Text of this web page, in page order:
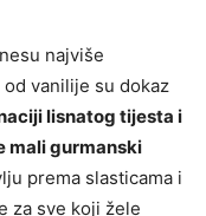
najviše
vanilije su dokaz
lisnatog tijesta i
mali gurmanski
prema slasticama i
za sve koji žele